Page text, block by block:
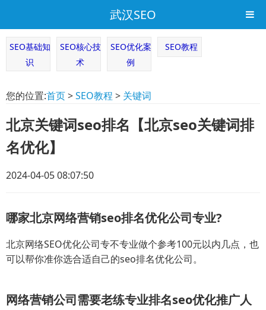
武汉SEO
SEO基础知
识
SEO核心技
术
SEO优化案
例
SEO教程
您的位置:首页>SEO教程 > 关键词
北京关键词seo排名【北京seo关键词排
名优化】
2024-04-05 08:07:50
哪家北京网络营销seo排名优化公司专业?
北京网络SEO优化公司专不专业做个参考100元以内几点，也
可以帮你准你选合适自己的seo排名优化公司。
网络营销公司需要老练专业排名seo优化推广人